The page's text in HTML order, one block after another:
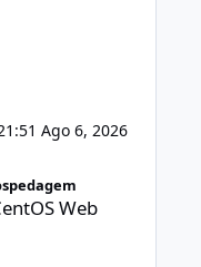
Ago 6, 2026
Web